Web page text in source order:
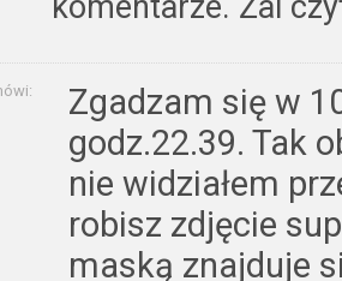
Zgadzam się w
godz.22.39. Tak
nie widziałem
robisz zdjęcie
maską znajduje